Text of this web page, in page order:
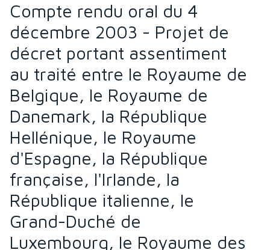
Compte rendu oral du 4
décembre 2003 - Projet de
décret portant assentiment
au traité entre le Royaume de
Belgique, le Royaume de
Danemark, la République
Hellénique, le Royaume
d'Espagne, la République
française, l'Irlande, la
République italienne, le
Grand-Duché de
Luxembourg, le Royaume des